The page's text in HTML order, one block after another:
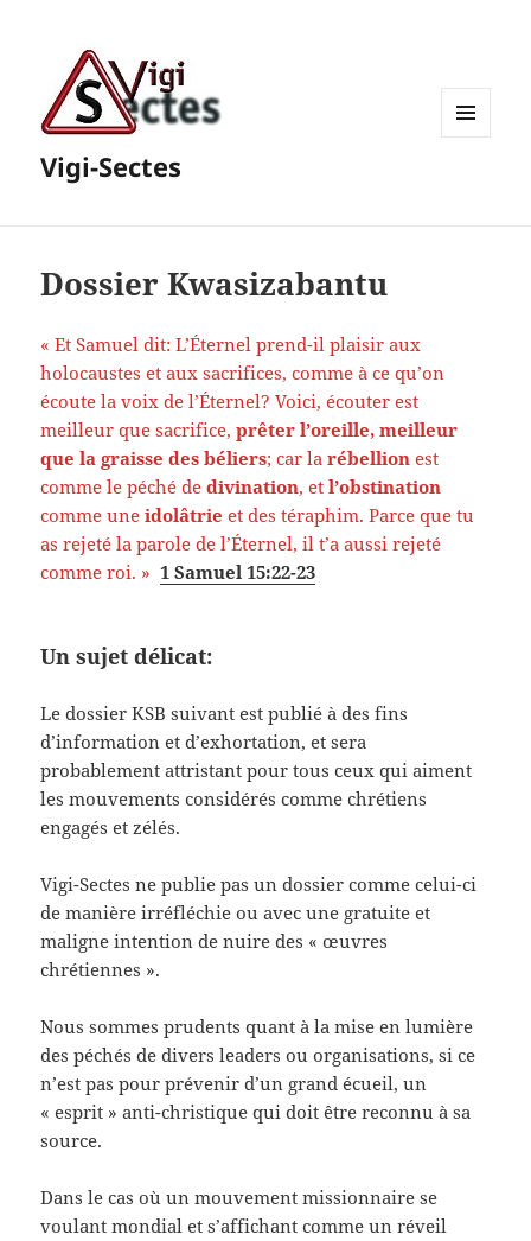
Vigi-Sectes
Dossier Kwasizabantu
« Et Samuel dit: L’Éternel prend-il plaisir aux
holocaustes et aux sacrifices, comme à ce qu’on
écoute la voix de l’Éternel? Voici, écouter est
meilleur que sacrifice,prêter l’oreille, meilleur
que la graisse des béliers; car larébellion est
comme le péché dedivination, etl’obstination
comme uneidolâtrie et des téraphim. Parce que tu
as rejeté la parole de l’Éternel, il t’a aussi rejeté
comme roi. »1 Samuel 15:22-23
Un sujet délicat:
Le dossier KSB suivant est publié à des fins
d’information et d’exhortation, et sera
probablement attristant pour tous ceux qui aiment
les mouvements considérés comme chrétiens
engagés et zélés.
Vigi-Sectes ne publie pas un dossier comme celui-ci
de manière irréfléchie ou avec une gratuite et
maligne intention de nuire des « œuvres
chrétiennes ».
Nous sommes prudents quant à la mise en lumière
des péchés de divers leaders ou organisations, si ce
n’est pas pour prévenir d’un grand écueil, un
« esprit » anti-christique qui doit être reconnu à sa
source.
Dans le cas où un mouvement missionnaire se
voulant mondial et s’affichant comme un réveil